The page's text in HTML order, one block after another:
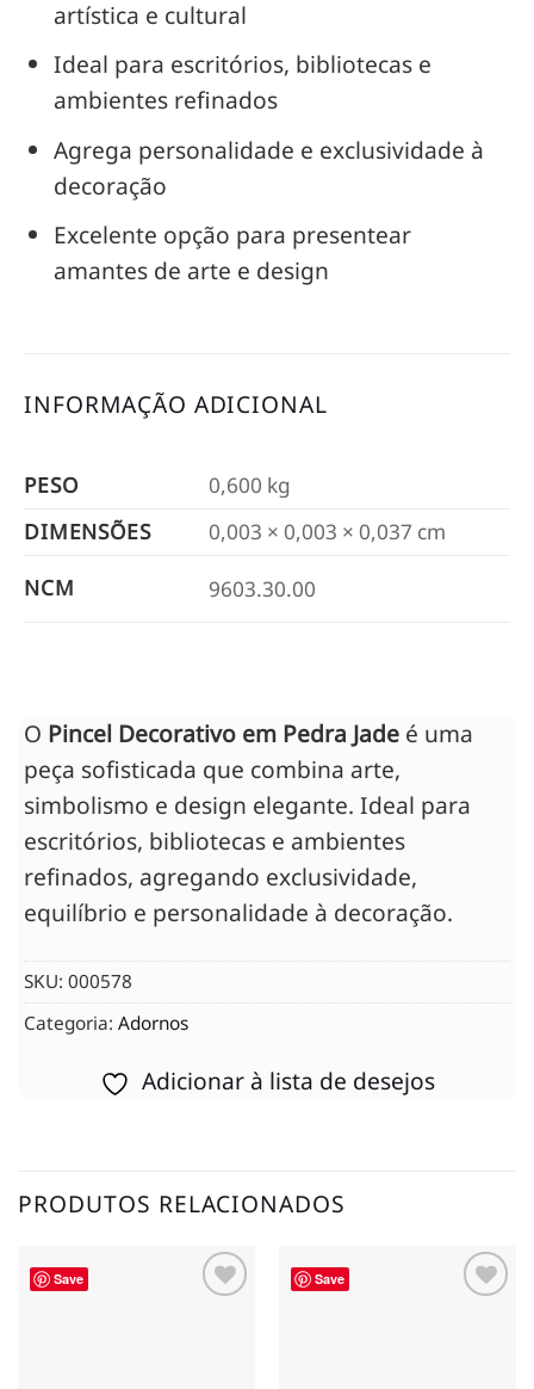
artística e cultural
Ideal para escritórios, bibliotecas e
ambientes refinados
Agrega personalidade e exclusividade à
decoração
Excelente opção para presentear
amantes de arte e design
INFORMAÇÃO ADICIONAL
PESO
0,600 kg
DIMENSÕES
0,003 × 0,003 × 0,037 cm
NCM 9603.30.00
O Pincel Decorativo em Pedra Jade é uma
peça sofisticada que combina arte,
simbolismo e design elegante. Ideal para
escritórios, bibliotecas e ambientes
refinados, agregando exclusividade,
equilíbrio e personalidade à decoração.
SKU: 000578
Categoria: Adornos
Adicionar à lista de desejos
PRODUTOS RELACIONADOS
Save Save